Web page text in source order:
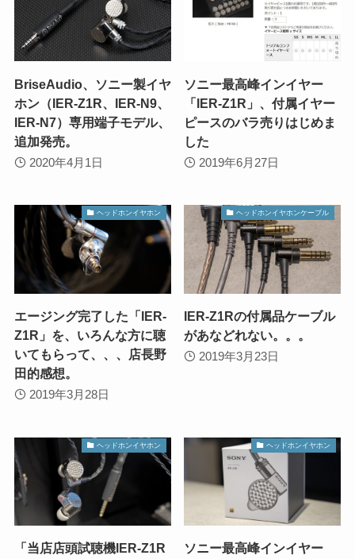
BriseAudio、ソニー製イヤ
ホン（IER-Z1R、IER-N9、
IER-N7）専用端子モデル、
追加発売。
2020年4月1日
ソニー最高峰インイヤー
「IER-Z1R」、付属イヤー
ピースのバラ売りはじめま
した
2019年6月27日
ヘッドホンイヤホン
エージング完了した「IER-
Z1R」を、いろんな方に聴
いてもらって、、、店長野
田的感想。
2019年3月28日
ヘッドホンイヤホンケーブル
IER-Z1Rの付属品ケーブル
があなどれない。。。
2019年3月23日
ヘッドホンイヤホン
「当店店頭試聴機IER-Z1R
ヘッドホンイヤホン
ソニー最高峰インイヤー